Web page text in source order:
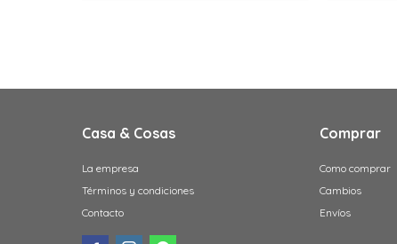
Casa & Cosas
La empresa
Términos y condiciones
Contacto
Comprar
Como comprar
Cambios
Envíos